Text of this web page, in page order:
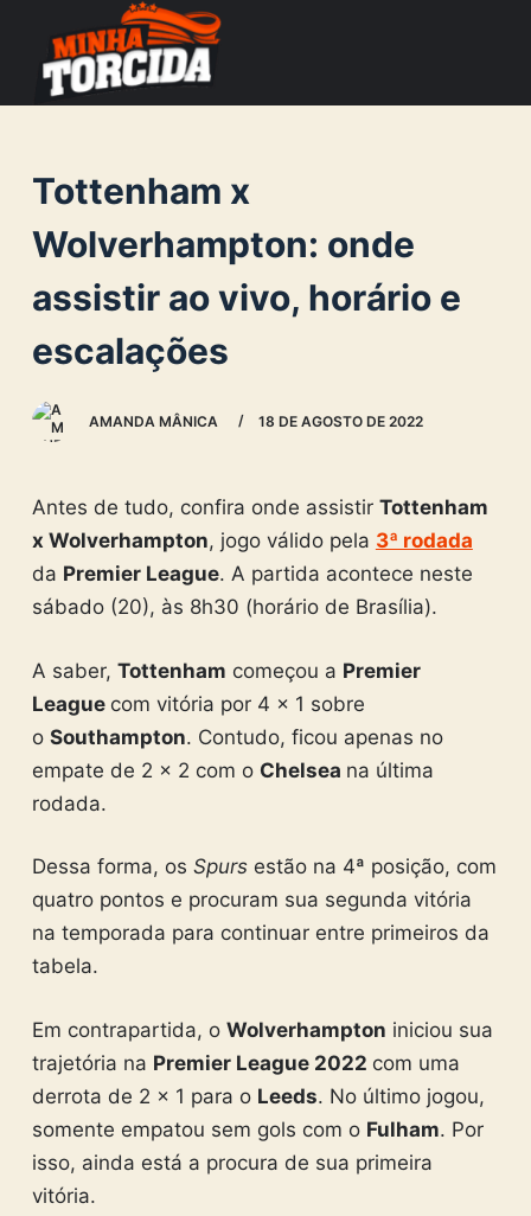
c
n
e
Tottenham x
Wolverhampton: onde
assistir ao vivo, horário e
escalações
AMANDA MÂNICA 18 DE AGOSTO DE 2022
Antes de tudo, confira onde assistir Tottenham
x Wolverhampton, jogo válido pela 3ª rodada
da Premier League. A partida acontece neste
sábado (20), às 8h30 (horário de Brasília).
A saber, Tottenham começou a Premier
League com vitória por 4 x 1 sobre
o Southampton. Contudo, ficou apenas no
empate de 2 x 2 com o Chelsea na última
rodada.
Dessa forma, os Spursestão na 4ª posição, com
quatro pontos e procuram sua segunda vitória
na temporada para continuar entre primeiros da
tabela.
Em contrapartida, o Wolverhampton iniciou sua
trajetória na Premier League 2022 com uma
derrota de 2 x 1 para o Leeds. No último jogou,
somente empatou sem gols com o Fulham. Por
isso, ainda está a procura de sua primeira
vitória.